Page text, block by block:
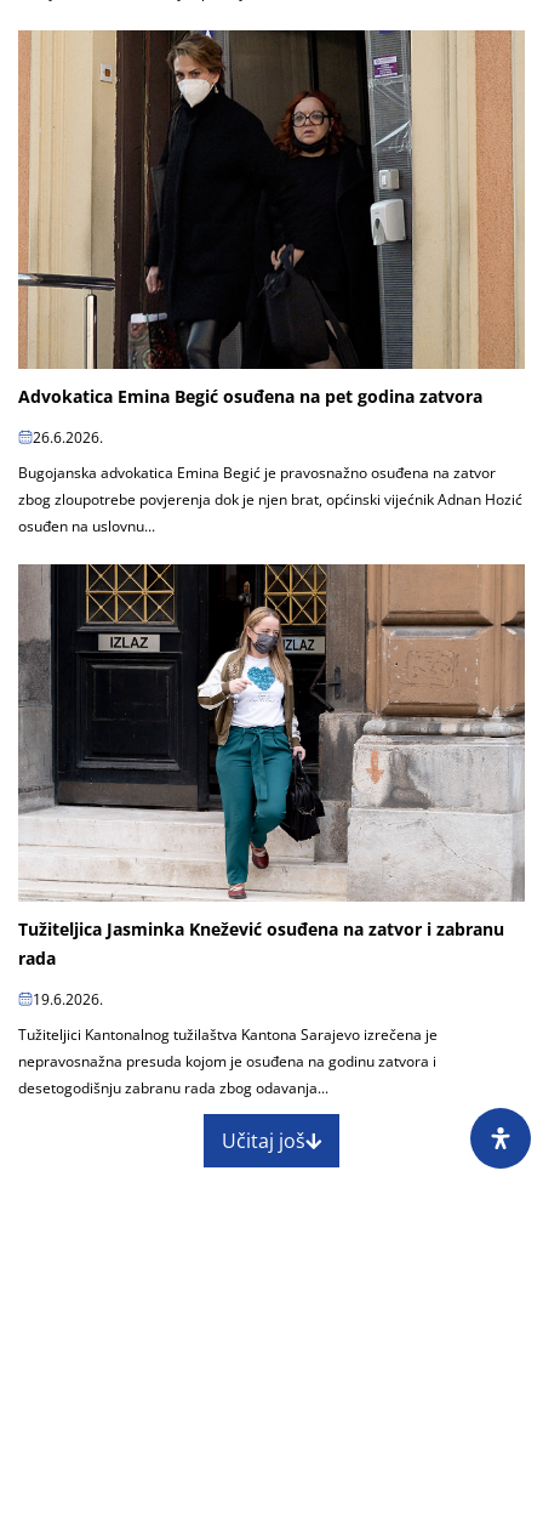
Advokatica Emina Begić osuđena na pet godina zatvora
26.6.2026.
Bugojanska advokatica Emina Begić je pravosnažno osuđena na zatvor
zbog zloupotrebe povjerenja dok je njen brat, općinski vijećnik Adnan Hozić
osuđen na uslovnu...
Tužiteljica Jasminka Knežević osuđena na zatvor i zabranu
rada
19.6.2026.
Tužiteljici Kantonalnog tužilaštva Kantona Sarajevo izrečena je
nepravosnažna presuda kojom je osuđena na godinu zatvora i
desetogodišnju zabranu rada zbog odavanja...
Učitaj još